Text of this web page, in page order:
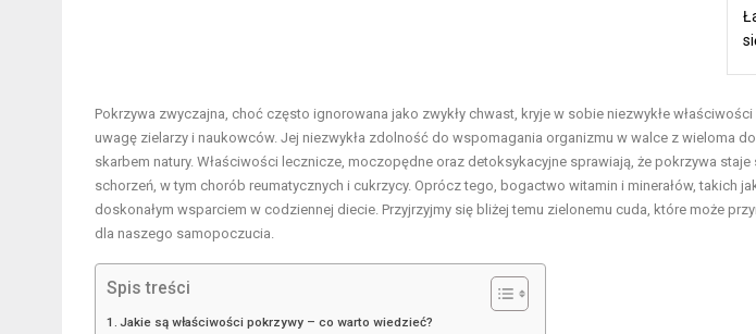
Pokrzywa zwyczajna, choć często ignorowana jako zwykły chwast, kryje w sobie niezwykłe
uwagę zielarzy i naukowców. Jej niezwykła zdolność do wspomagania organizmu w walce z wieloma
skarbem natury. Właściwości lecznicze, moczopędne oraz detoksykacyjne sprawiają, że pokrzywa
schorzeń, w tym chorób reumatycznych i cukrzycy. Oprócz tego, bogactwo witamin i minerałów, takich
doskonałym wsparciem w codziennej diecie. Przyjrzyjmy się bliżej temu zielonemu cuda, które może
dla naszego samopoczucia.
Spis treści
Jakie są właściwości pokrzywy – co warto wiedzieć?